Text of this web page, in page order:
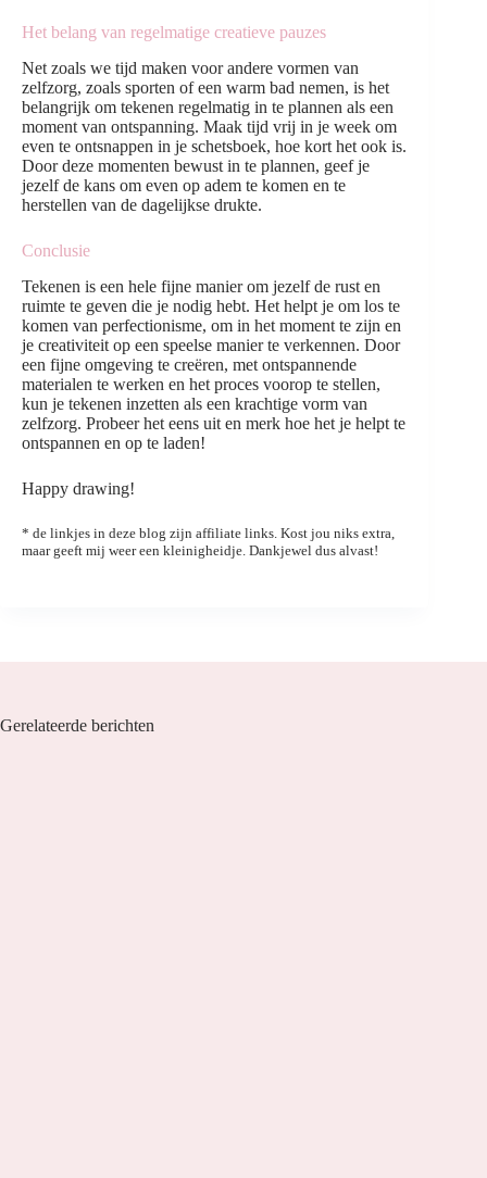
Het belang van regelmatige creatieve pauzes
Net zoals we tijd maken voor andere vormen van
zelfzorg, zoals sporten of een warm bad nemen, is het
belangrijk om tekenen regelmatig in te plannen als een
moment van ontspanning. Maak tijd vrij in je week om
even te ontsnappen in je schetsboek, hoe kort het ook is.
Door deze momenten bewust in te plannen, geef je
jezelf de kans om even op adem te komen en te
herstellen van de dagelijkse drukte.
Conclusie
Tekenen is een hele fijne manier om jezelf de rust en
ruimte te geven die je nodig hebt. Het helpt je om los te
komen van perfectionisme, om in het moment te zijn en
je creativiteit op een speelse manier te verkennen. Door
een fijne omgeving te creëren, met ontspannende
materialen te werken en het proces voorop te stellen,
kun je tekenen inzetten als een krachtige vorm van
zelfzorg. Probeer het eens uit en merk hoe het je helpt te
ontspannen en op te laden!
Happy drawing!
* de linkjes in deze blog zijn affiliate links. Kost jou niks extra,
maar geeft mij weer een kleinigheidje. Dankjewel dus alvast!
Gerelateerde berichten